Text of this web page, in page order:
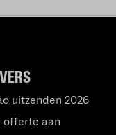
uitzenden 2026
offerte aan